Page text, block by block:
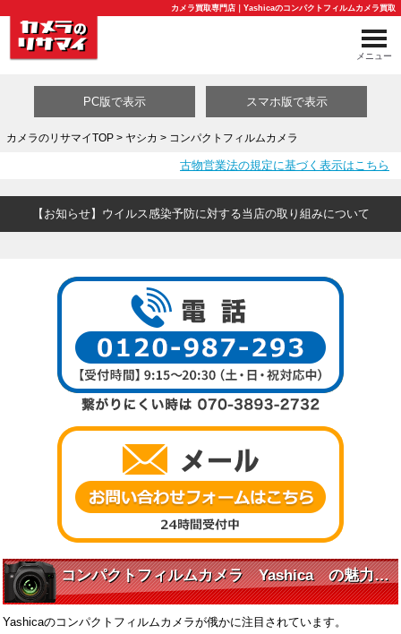
カメラ買取専門店｜Yashicaのコンパクトフィルムカメラ買取
メニュー
PC版で表示 スマホ版で表示
カメラのリサマイTOP> ヤシカ > コンパクトフィルムカメラ
古物営業法の規定に基づく表示はこちら
【お知らせ】ウイルス感染予防に対する当店の取り組みについて
コンパクトフィルムカメラ Yashica の魅力とは
Yashicaのコンパクトフィルムカメラが俄かに注目されています。